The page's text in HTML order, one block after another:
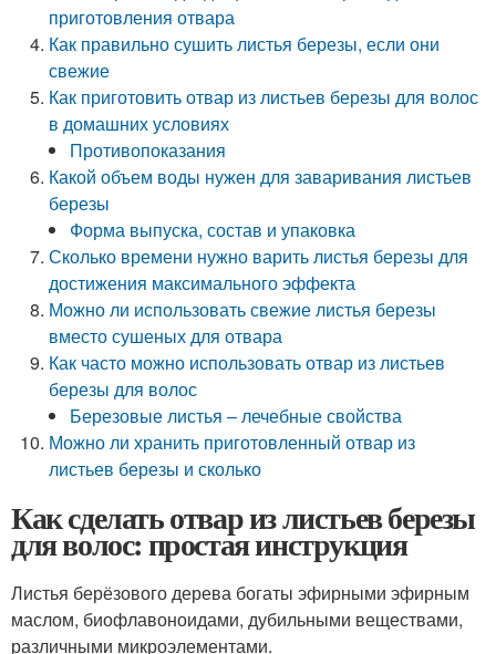
приготовления отвара
Как правильно сушить листья березы, если они
свежие
Как приготовить отвар из листьев березы для волос
в домашних условиях
Противопоказания
Какой объем воды нужен для заваривания листьев
березы
Форма выпуска, состав и упаковка
Сколько времени нужно варить листья березы для
достижения максимального эффекта
Можно ли использовать свежие листья березы
вместо сушеных для отвара
Как часто можно использовать отвар из листьев
березы для волос
Березовые листья – лечебные свойства
Можно ли хранить приготовленный отвар из
листьев березы и сколько
Как сделать отвар из листьев березы
для волос: простая инструкция
Листья берёзового дерева богаты эфирными эфирным
маслом, биофлавоноидами, дубильными веществами,
различными микроэлементами.